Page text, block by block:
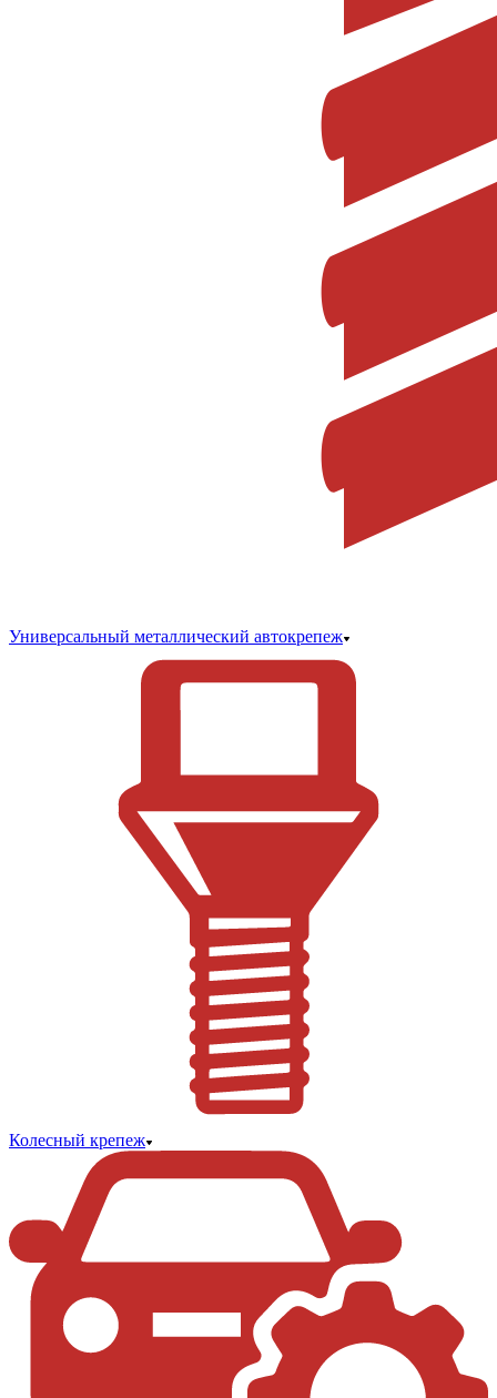
Универсальный металлический автокрепеж
Колесный крепеж